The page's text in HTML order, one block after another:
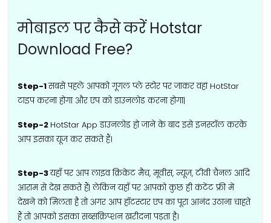
मोबाइल पर कैसे करें Hotstar
Download Free?
Step-1सबसे पहले आपको गूगल प्ले स्टोर पर जाकर वहां HotStar
टाइप करना होगा और एप को डाउनलोड करना होगा|
Step-2 HotStar App डाउनलोड हो जाने के बाद इसे इनस्टॉल करके
आप इसका यूज कर सकते हैं।
Step-3यहाँ पर आप लाइव क्रिकेट मैच, मूवीस, न्यूज़, टीवी चैनल आदि
आराम से देख सकते हैं| लेकिन यहाँ पर आपको कुछ ही कंटेंट फ्री में
देखने को मिलता है तो अगर आप हॉटस्टार एप का पूरा आनंद उठाना चाहते
हैं तो आपको इसका सब्सक्रिप्शन खरीदना पड़ता है।